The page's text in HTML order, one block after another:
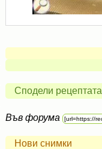
Сподели рецептата
Във форума
Нови снимки